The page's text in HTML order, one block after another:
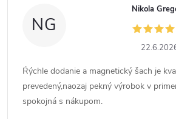
NG
Nikola
Ŕýchle dodanie a magnetický šach je
prevedený,naozaj pekný výrobok v
spokojná s nákupom.